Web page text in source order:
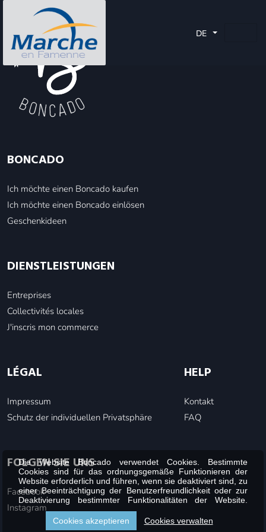
DE
BONCADO
Ich möchte einen Boncado kaufen
Ich möchte einen Boncado einlösen
Geschenkideen
DIENSTLEISTUNGEN
Entreprises
Collectivités locales
J'inscris mon commerce
LÉGAL
Impressum
Schutz der individuellen Privatsphäre
HELP
Kontakt
FAQ
FOLGEN SIE UNS
Facebook
Instagram
Die Website Boncado verwendet Cookies. Bestimmte
Cookies sind für das ordnungsgemäße Funktionieren der
Website erforderlich und führen, wenn sie deaktiviert sind, zu
einer Beeinträchtigung der Benutzerfreundlichkeit oder zur
Deaktivierung bestimmter Funktionalitäten der Website.
Andere Cookies werden zu Analyse- oder Marketingzwecken
verwendet.Cookies akzeptieren Cookies verwalten